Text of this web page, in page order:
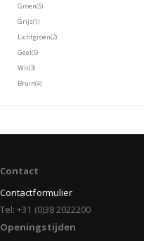
Groen
Niet geselecteerd: Groen
5producten
Grijs
Niet geselecteerd: Grijs
1product
Lichtgroen
Niet geselecteerd: Lichtgroen
2producten
Geel
Niet geselecteerd: Geel
5producten
Wit
Niet geselecteerd: Wit
3producten
Bruin
Niet geselecteerd: Bruin
4producten
Contact
Contactformulier
Tel: +31 (0)38 2022200
Openingstijden